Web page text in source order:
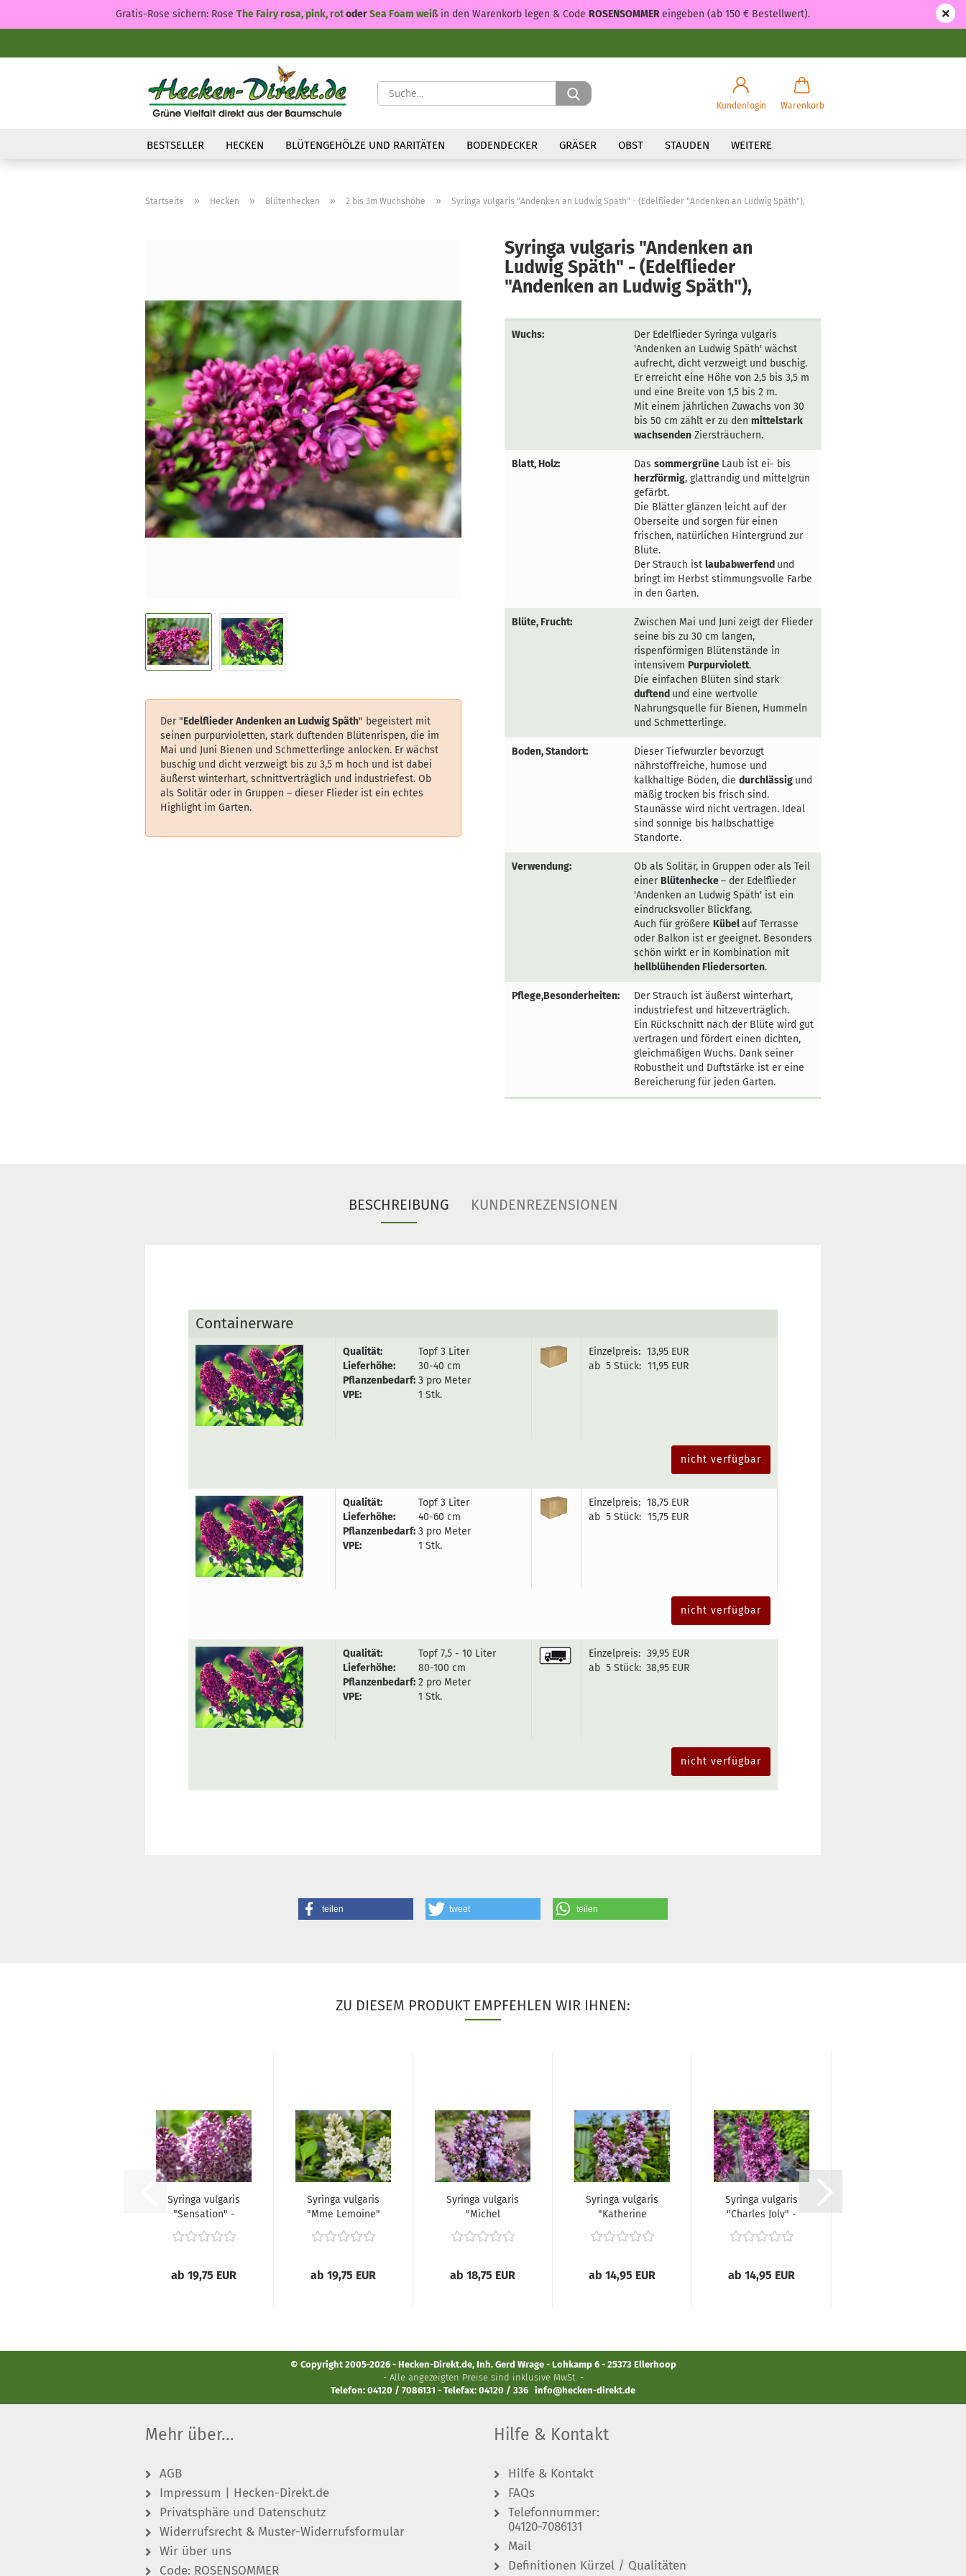
Suche...
Kundenlogin Warenkorb
Gratis-Rose sichern: Rose The Fairy rosa, pink, rotoderSea Foam weißin den Warenkorb legen & Code ROSENSOMMEReingeben (ab 150 € Bestellwert).
BESTSELLER HECKEN BLÜTENGEHÖLZE UND RARITÄTEN BODENDECKER GRÄSER OBST STAUDEN WEITERE
Startseite » Hecken » Blütenhecken » 2 bis 3m Wuchshöhe » Syringa vulgaris "Andenken an Ludwig Späth" - (Edelflieder "Andenken an Ludwig Späth"),
Der "Edelflieder Andenken an Ludwig Späth" begeistert mit
seinen purpurvioletten, stark duftenden Blütenrispen, die im
Mai und Juni Bienen und Schmetterlinge anlocken. Er wächst
buschig und dicht verzweigt bis zu 3,5 m hoch und ist dabei
äußerst winterhart, schnittverträglich und industriefest. Ob
als Solitär oder in Gruppen – dieser Flieder ist ein echtes
Highlight im Garten.
Syringa vulgaris "Andenken an
Ludwig Späth" - (Edelflieder
"Andenken an Ludwig Späth"),
Wuchs:
Der Edelflieder Syringa vulgaris
'Andenken an Ludwig Späth' wächst
aufrecht, dicht verzweigt und buschig.
Er erreicht eine Höhe von 2,5 bis 3,5 m
und eine Breite von 1,5 bis 2 m.
Mit einem jährlichen Zuwachs von 30
bis 50 cm zählt er zu den mittelstark
wachsenden Ziersträuchern.
Blatt, Holz: Das sommergrüne Laub ist ei- bis
herzförmig, glattrandig und mittelgrün
gefärbt.
Die Blätter glänzen leicht auf der
Oberseite und sorgen für einen
frischen, natürlichen Hintergrund zur
Blüte.
Der Strauch ist laubabwerfend und
bringt im Herbst stimmungsvolle Farbe
in den Garten.
Blüte, Frucht:
Zwischen Mai und Juni zeigt der Flieder
seine bis zu 30 cm langen,
rispenförmigen Blütenstände in
intensivem Purpurviolett.
Die einfachen Blüten sind stark
duftend und eine wertvolle
Nahrungsquelle für Bienen, Hummeln
und Schmetterlinge.
Boden, Standort:
Dieser Tiefwurzler bevorzugt
nährstoffreiche, humose und
kalkhaltige Böden, die durchlässig und
mäßig trocken bis frisch sind.
Staunässe wird nicht vertragen. Ideal
sind sonnige bis halbschattige
Standorte.
Verwendung:
Ob als Solitär, in Gruppen oder als Teil
einer Blütenhecke– der Edelflieder
'Andenken an Ludwig Späth' ist ein
eindrucksvoller Blickfang.
Auch für größere Kübelauf Terrasse
oder Balkon ist er geeignet. Besonders
schön wirkt er in Kombination mit
hellblühenden Fliedersorten.
Pflege,Besonderheiten:
Der Strauch ist äußerst winterhart,
industriefest und hitzeverträglich.
Ein Rückschnitt nach der Blüte wird gut
vertragen und fördert einen dichten,
gleichmäßigen Wuchs. Dank seiner
Robustheit und Duftstärke ist er eine
Bereicherung für jeden Garten.
BESCHREIBUNG KUNDENREZENSIONEN
Containerware
Qualität:
Topf 3 Liter
Lieferhöhe:
30-40 cm
Pflanzenbedarf: 3 pro Meter
VPE:
1 Stk.
Einzelpreis: 13,95 EUR
ab 5 Stück: 11,95 EUR
nicht verfügbar
Qualität:
Topf 3 Liter
Lieferhöhe:
40-60 cm
Pflanzenbedarf: 3 pro Meter
VPE:
1 Stk.
Einzelpreis: 18,75 EUR
ab 5 Stück: 15,75 EUR
nicht verfügbar
Qualität:
Topf 7,5 - 10 Liter
Lieferhöhe:
80-100 cm
Pflanzenbedarf: 2 pro Meter
VPE:
1 Stk.
Einzelpreis: 39,95 EUR
ab 5 Stück: 38,95 EUR
nicht verfügbar
teilen tweet teilen
ZU DIESEM PRODUKT EMPFEHLEN WIR IHNEN:
Syringa vulgaris
"Sensation" -
(Edelflieder...
ab 19,75 EUR
Syringa vulgaris
"Mme Lemoine"
- (Edelflieder...
ab 19,75 EUR
Syringa vulgaris
"Michel
Buchner" -
(Edelflieder...
ab 18,75 EUR
Syringa vulgaris
"Katherine
Havemeyer"...
ab 14,95 EUR
Syringa vulgaris
"Charles Joly" -
(Edelflieder...
ab 14,95 EUR
© Copyright 2005-2026 - Hecken-Direkt.de, Inh. Gerd Wrage - Lohkamp 6 - 25373 Ellerhoop
- Alle angezeigten Preise sind inklusive MwSt. -
Telefon: 04120 / 7086131 - Telefax: 04120 / 336 info@hecken-direkt.de
Mehr über...
AGB
Impressum | Hecken-Direkt.de
Privatsphäre und Datenschutz
Widerrufsrecht & Muster-Widerrufsformular
Wir über uns
Code: ROSENSOMMER
Hilfe & Kontakt
Hilfe & Kontakt
FAQs
Telefonnummer:
04120-7086131
Mail
Definitionen Kürzel / Qualitäten